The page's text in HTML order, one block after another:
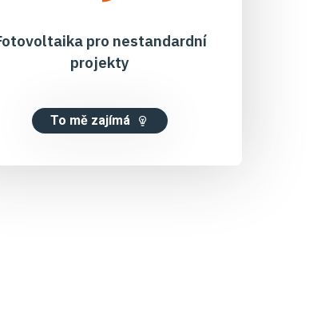
pro nestandardní
projekty
To mě zajímá